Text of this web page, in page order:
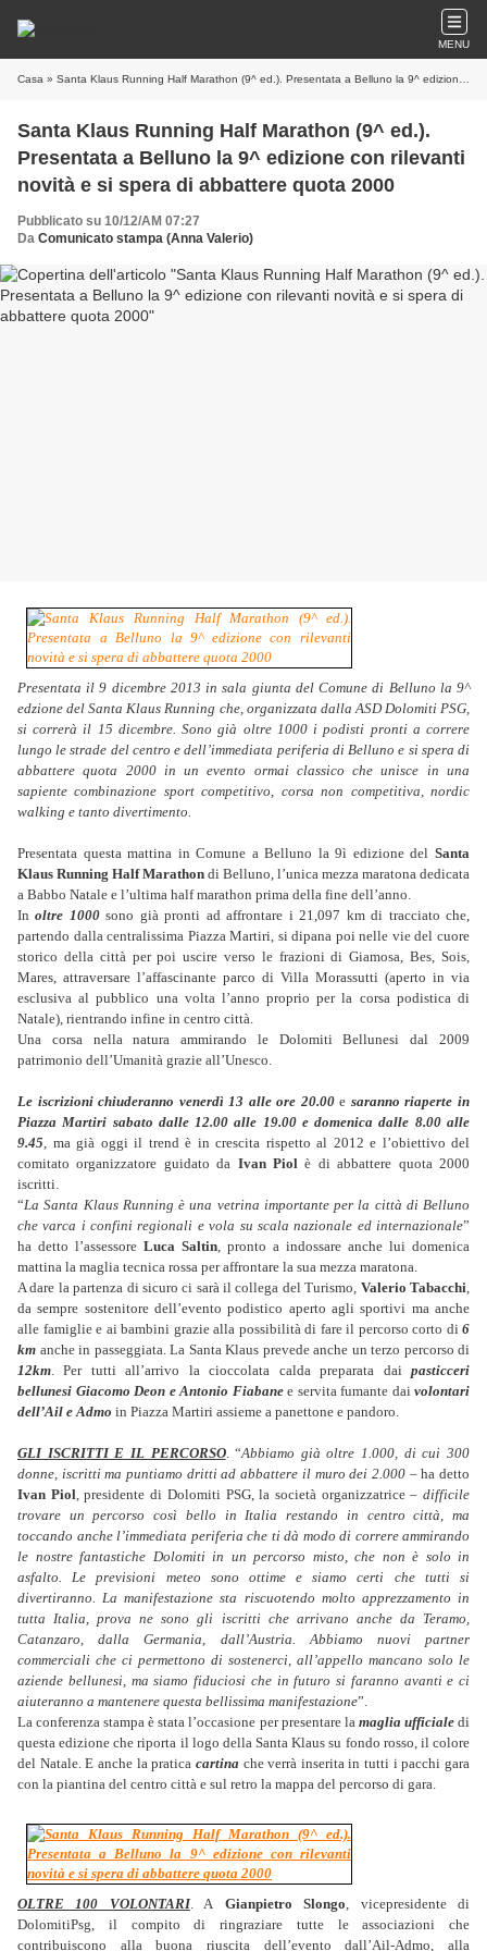
MENU
Casa » Santa Klaus Running Half Marathon (9^ ed.). Presentata a Belluno la 9^ edizione con rilevanti novità e si spera di abbattere quota 2000
Santa Klaus Running Half Marathon (9^ ed.).
Presentata a Belluno la 9^ edizione con rilevanti
novità e si spera di abbattere quota 2000
Pubblicato su 10/12/AM 07:27
Da Comunicato stampa (Anna Valerio)
Presentata il 9 dicembre 2013 in sala giunta del Comune di Belluno la 9^
edzione del Santa Klaus Running che, organizzata dalla ASD Dolomiti PSG,
si correrà il 15 dicembre. Sono già oltre 1000 i podisti pronti a correre
lungo le strade del centro e dell’immediata periferia di Belluno e si spera di
abbattere quota 2000 in un evento ormai classico che unisce in una
sapiente combinazione sport competitivo, corsa non competitiva, nordic
walking e tanto divertimento.
Presentata questa mattina in Comune a Belluno la 9ì edizione del Santa
Klaus Running Half Marathon di Belluno, l’unica mezza maratona dedicata
a Babbo Natale e l’ultima half marathon prima della fine dell’anno.
Inoltre 1000sono già pronti ad affrontare i 21,097 km di tracciato che,
partendo dalla centralissima Piazza Martiri, si dipana poi nelle vie del cuore
storico della città per poi uscire verso le frazioni di Giamosa, Bes, Sois,
Mares, attraversare l’affascinante parco di Villa Morassutti (aperto in via
esclusiva al pubblico una volta l’anno proprio per la corsa podistica di
Natale), rientrando infine in centro città.
Una corsa nella natura ammirando le Dolomiti Bellunesi dal 2009
patrimonio dell’Umanità grazie all’Unesco.
Le iscrizioni chiuderanno venerdì 13 alle ore 20.00e saranno riaperte in
Piazza Martiri sabato dalle 12.00 alle 19.00 e domenica dalle 8.00 alle
9.45, ma già oggi il trend è in crescita rispetto al 2012 e l’obiettivo del
comitato organizzatore guidato da Ivan Piol è di abbattere quota 2000
iscritti.
“La Santa Klaus Running è una vetrina importante per la città di Belluno
che varca i confini regionali e vola su scala nazionale ed internazionale”
ha detto l’assessore Luca Saltin, pronto a indossare anche lui domenica
mattina la maglia tecnica rossa per affrontare la sua mezza maratona.
A dare la partenza di sicuro ci sarà il collega del Turismo, Valerio Tabacchi,
da sempre sostenitore dell’evento podistico aperto agli sportivi ma anche
alle famiglie e ai bambini grazie alla possibilità di fare il percorso corto di 6
km anche in passeggiata. La Santa Klaus prevede anche un terzo percorso di
12km. Per tutti all’arrivo la cioccolata calda preparata dai pasticceri
bellunesi Giacomo Deon e Antonio Fiabanee servita fumante dai volontari
dell’Ail e Admo in Piazza Martiri assieme a panettone e pandoro.
GLI ISCRITTI E IL PERCORSO. “Abbiamo già oltre 1.000, di cui 300
donne, iscritti ma puntiamo dritti ad abbattere il muro dei 2.000– ha detto
Ivan Piol, presidente di Dolomiti PSG, la società organizzatrice –difficile
trovare un percorso così bello in Italia restando in centro città, ma
toccando anche l’immediata periferia che ti dà modo di correre ammirando
le nostre fantastiche Dolomiti in un percorso misto, che non è solo in
asfalto. Le previsioni meteo sono ottime e siamo certi che tutti si
divertiranno. La manifestazione sta riscuotendo molto apprezzamento in
tutta Italia, prova ne sono gli iscritti che arrivano anche da Teramo,
Catanzaro, dalla Germania, dall’Austria. Abbiamo nuovi partner
commerciali che ci permettono di sostenerci, all’appello mancano solo le
aziende bellunesi, ma siamo fiduciosi che in futuro si faranno avanti e ci
aiuteranno a mantenere questa bellissima manifestazione”.
La conferenza stampa è stata l’occasione per presentare la maglia ufficialedi
questa edizione che riporta il logo della Santa Klaus su fondo rosso, il colore
del Natale. E anche la pratica cartina che verrà inserita in tutti i pacchi gara
con la piantina del centro città e sul retro la mappa del percorso di gara.
OLTRE 100 VOLONTARI. A Gianpietro Slongo, vicepresidente di
DolomitiPsg, il compito di ringraziare tutte le associazioni che
contribuiscono alla buona riuscita dell’evento dall’Ail-Admo, alla